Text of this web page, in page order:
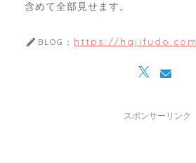
含めて全部見せます。
BLOG： https://hajifudo.com
スポンサーリンク